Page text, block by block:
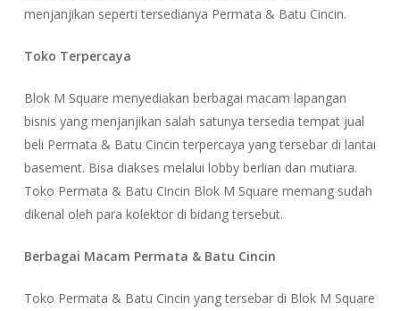
menjanjikan seperti tersedianya Permata & Batu Cincin.
Toko Terpercaya
Blok M Square menyediakan berbagai macam lapangan
bisnis yang menjanjikan salah satunya tersedia tempat jual
beli Permata & Batu Cincin terpercaya yang tersebar di lantai
basement. Bisa diakses melalui lobby berlian dan mutiara.
Toko Permata & Batu Cincin Blok M Square memang sudah
dikenal oleh para kolektor di bidang tersebut.
Berbagai Macam Permata & Batu Cincin
Toko Permata & Batu Cincin yang tersebar di Blok M Square